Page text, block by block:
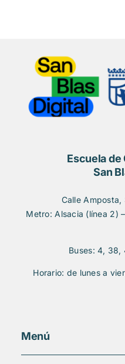
Escuela
San
Calle
Metro: Alsacia (línea 2)
Buses: 4, 38,
Horario: de lunes a
Menú